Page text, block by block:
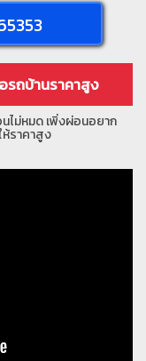
รถบ้านราคาสูง
ไม่หมด เพิ่งผ่อนอยาก
ราคาสูง